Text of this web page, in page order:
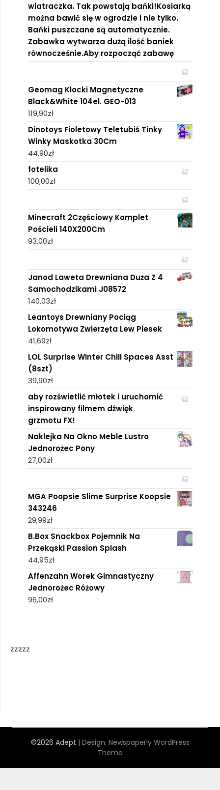
wiatraczka. Tak powstają bańki!Kosiarką
można bawić się w ogrodzie i nie tylko.
Bańki puszczane są automatycznie.
Zabawka wytwarza dużą ilość baniek
równocześnie.Aby rozpocząć zabawę
Geomag Klocki Magnetyczne
Black&White 104el. GEO-013
119,90zł
Dinotoys Fioletowy Teletubiś Tinky
Winky Maskotka 30Cm
44,90zł
fotelika
100,00zł
Minecraft 2Częściowy Komplet
Pościeli 140X200Cm
93,00zł
Janod Laweta Drewniana Duża Z 4
Samochodzikami J08572
140,03zł
Leantoys Drewniany Pociąg
Lokomotywa Zwierzęta Lew Piesek
41,69zł
LOL Surprise Winter Chill Spaces Asst
(8szt)
39,90zł
aby rozświetlić młotek i uruchomić
inspirowany filmem dźwięk
grzmotu FX!
Naklejka Na Okno Meble Lustro
Jednorożec Pony
27,00zł
MGA Poopsie Slime Surprise Koopsie
343246
29,99zł
B.Box Snackbox Pojemnik Na
Przekąski Passion Splash
44,95zł
Affenzahn Worek Gimnastyczny
Jednorożec Różowy
96,00zł
zzzzz
©2026 Adept | Design: Newspaperly WordPress
Theme